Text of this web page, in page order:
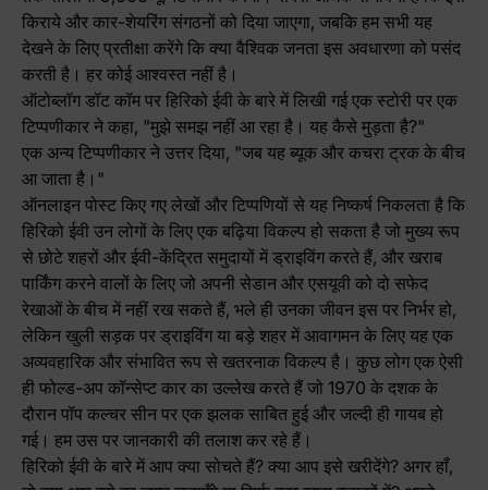
किराये और कार-शेयरिंग संगठनों को दिया जाएगा, जबकि हम सभी यह
देखने के लिए प्रतीक्षा करेंगे कि क्या वैश्विक जनता इस अवधारणा को पसंद
करती है। हर कोई आश्वस्त नहीं है।
ऑटोब्लॉग डॉट कॉम पर हिरिको ईवी के बारे में लिखी गई एक स्टोरी पर एक
टिप्पणीकार ने कहा, "मुझे समझ नहीं आ रहा है। यह कैसे मुड़ता है?"
एक अन्य टिप्पणीकार ने उत्तर दिया, "जब यह ब्यूक और कचरा ट्रक के बीच
आ जाता है।"
ऑनलाइन पोस्ट किए गए लेखों और टिप्पणियों से यह निष्कर्ष निकलता है कि
हिरिको ईवी उन लोगों के लिए एक बढ़िया विकल्प हो सकता है जो मुख्य रूप
से छोटे शहरों और ईवी-केंद्रित समुदायों में ड्राइविंग करते हैं, और खराब
पार्किंग करने वालों के लिए जो अपनी सेडान और एसयूवी को दो सफेद
रेखाओं के बीच में नहीं रख सकते हैं, भले ही उनका जीवन इस पर निर्भर हो,
लेकिन खुली सड़क पर ड्राइविंग या बड़े शहर में आवागमन के लिए यह एक
अव्यवहारिक और संभावित रूप से खतरनाक विकल्प है। कुछ लोग एक ऐसी
ही फोल्ड-अप कॉन्सेप्ट कार का उल्लेख करते हैं जो 1970 के दशक के
दौरान पॉप कल्चर सीन पर एक झलक साबित हुई और जल्दी ही गायब हो
गई। हम उस पर जानकारी की तलाश कर रहे हैं।
हिरिको ईवी के बारे में आप क्या सोचते हैं? क्या आप इसे खरीदेंगे? अगर हाँ,